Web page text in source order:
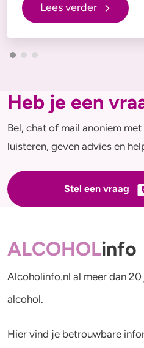
Lees verder
Heb je een
Bel, chat of mail anoniem
luisteren, geven advies en
Stel een vraag
ALCOHOLinfo
Alcoholinfo.nl al meer dan
alcohol.
Hier vind je betrouwbare